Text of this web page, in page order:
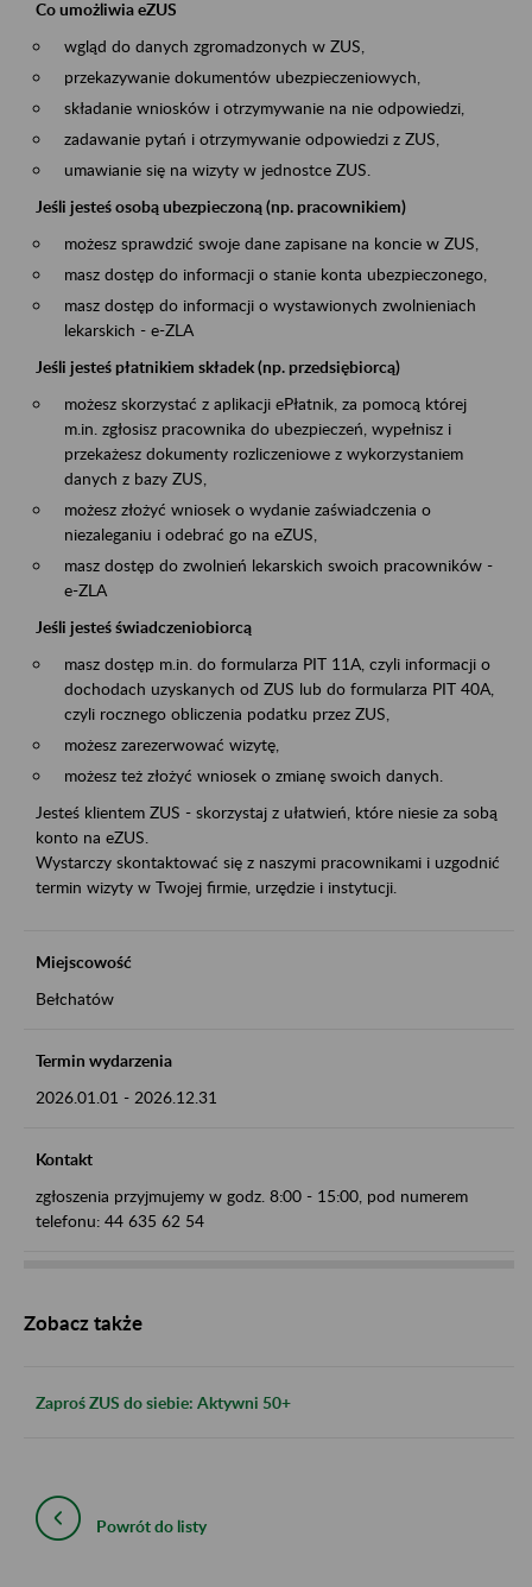
Co umożliwia eZUS
wgląd do danych zgromadzonych w ZUS,
przekazywanie dokumentów ubezpieczeniowych,
składanie wniosków i otrzymywanie na nie odpowiedzi,
zadawanie pytań i otrzymywanie odpowiedzi z ZUS,
umawianie się na wizyty w jednostce ZUS.
Jeśli jesteś osobą ubezpieczoną (np. pracownikiem)
możesz sprawdzić swoje dane zapisane na koncie w ZUS,
masz dostęp do informacji o stanie konta ubezpieczonego,
masz dostęp do informacji o wystawionych zwolnieniach
lekarskich - e-ZLA
Jeśli jesteś płatnikiem składek (np. przedsiębiorcą)
możesz skorzystać z aplikacji ePłatnik, za pomocą której
m.in. zgłosisz pracownika do ubezpieczeń, wypełnisz i
przekażesz dokumenty rozliczeniowe z wykorzystaniem
danych z bazy ZUS,
możesz złożyć wniosek o wydanie zaświadczenia o
niezaleganiu i odebrać go na eZUS,
masz dostęp do zwolnień lekarskich swoich pracowników -
e-ZLA
Jeśli jesteś świadczeniobiorcą
masz dostęp m.in. do formularza PIT 11A, czyli informacji o
dochodach uzyskanych od ZUS lub do formularza PIT 40A,
czyli rocznego obliczenia podatku przez ZUS,
możesz zarezerwować wizytę,
możesz też złożyć wniosek o zmianę swoich danych.
Jesteś klientem ZUS - skorzystaj z ułatwień, które niesie za sobą
konto na eZUS.
Wystarczy skontaktować się z naszymi pracownikami i uzgodnić
termin wizyty w Twojej firmie, urzędzie i instytucji.
Miejscowość
Bełchatów
Termin wydarzenia
2026.01.01 - 2026.12.31
Kontakt
zgłoszenia przyjmujemy w godz. 8:00 - 15:00, pod numerem
telefonu: 44 635 62 54
Zobacz także
Zaproś ZUS do siebie: Aktywni 50+
Powrót do listy